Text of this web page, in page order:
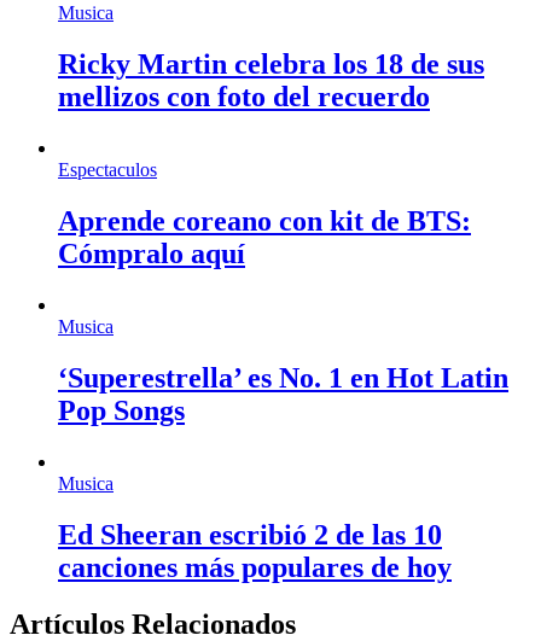
Musica
Ricky Martin celebra los 18 de sus
mellizos con foto del recuerdo
Espectaculos
Aprende coreano con kit de BTS:
Cómpralo aquí
Musica
‘Superestrella’ es No. 1 en Hot Latin
Pop Songs
Musica
Ed Sheeran escribió 2 de las 10
canciones más populares de hoy
Artículos Relacionados